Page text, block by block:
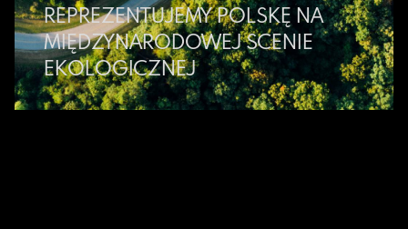
REPREZENTUJEMY POLSKĘ NA
MIĘDZYNARODOWEJ SCENIE
EKOLOGICZNEJ